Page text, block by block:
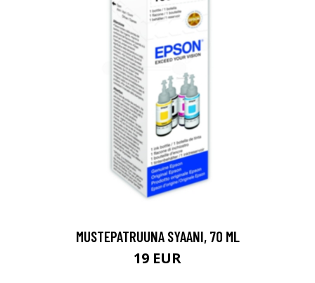
MUSTEPATRUUNA SYAANI, 70 ML
19 EUR